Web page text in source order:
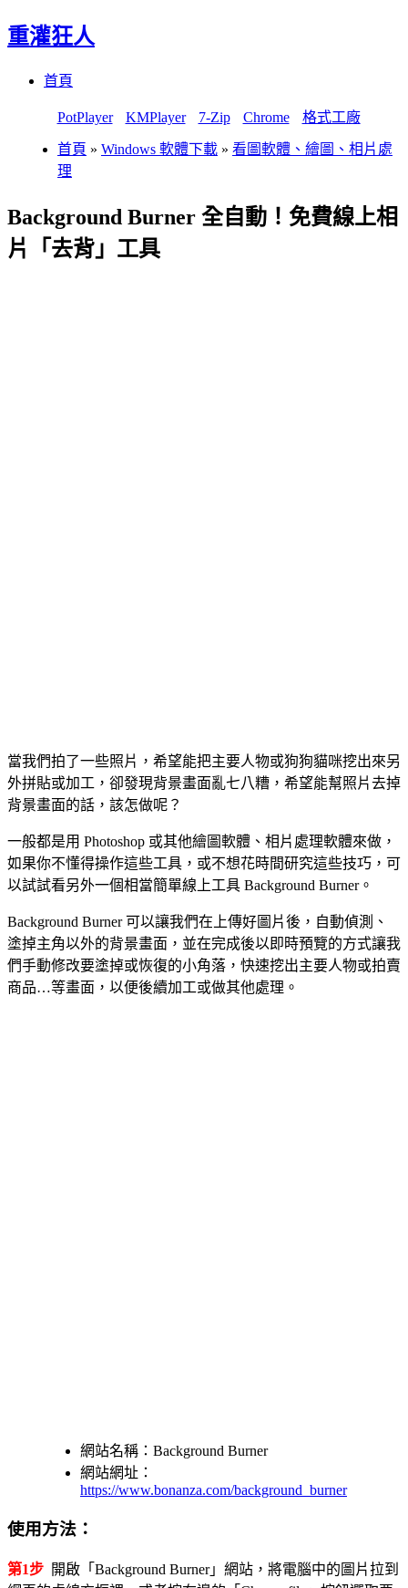
重灌狂人
首頁
PotPlayer KMPlayer 7-Zip Chrome 格式工廠
首頁 » Windows 軟體下載 » 看圖軟體、繪圖、相片處
理
Background Burner 全自動！免費線上相
片「去背」工具
當我們拍了一些照片，希望能把主要人物或狗狗貓咪挖出來另
外拼貼或加工，卻發現背景畫面亂七八糟，希望能幫照片去掉
背景畫面的話，該怎做呢？
一般都是用 Photoshop 或其他繪圖軟體、相片處理軟體來做，
如果你不懂得操作這些工具，或不想花時間研究這些技巧，可
以試試看另外一個相當簡單線上工具 Background Burner。
Background Burner 可以讓我們在上傳好圖片後，自動偵測、
塗掉主角以外的背景畫面，並在完成後以即時預覽的方式讓我
們手動修改要塗掉或恢復的小角落，快速挖出主要人物或拍賣
商品…等畫面，以便後續加工或做其他處理。
網站名稱：Background Burner
網站網址：
https://www.bonanza.com/background_burner
使用方法：
第1步 開啟「Background Burner」網站，將電腦中的圖片拉到